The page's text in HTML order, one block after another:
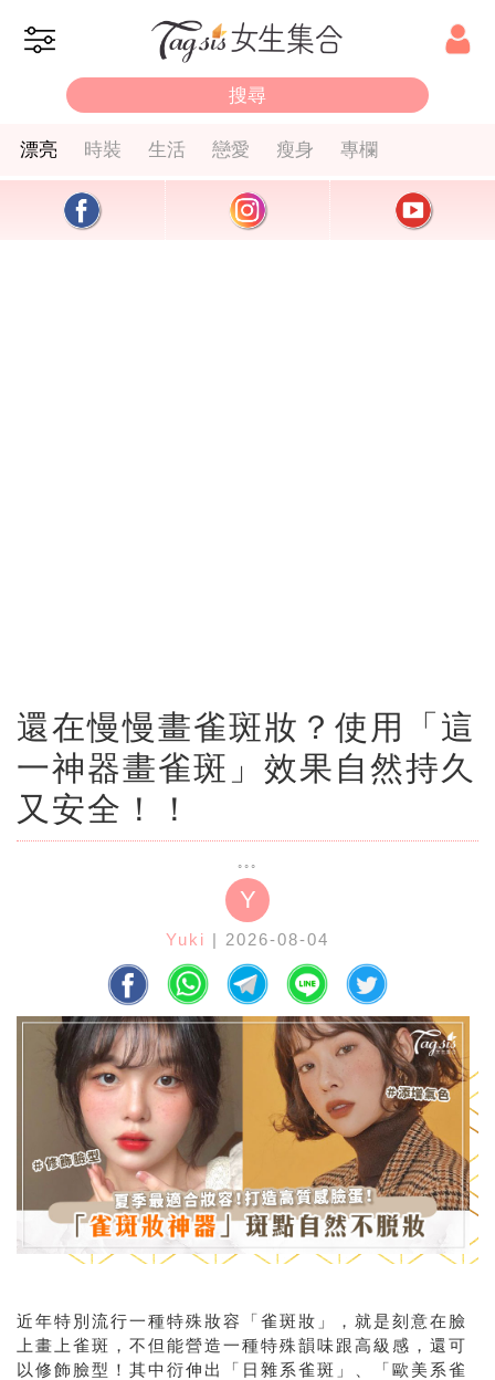
漂亮 時裝 生活 戀愛 瘦身 專欄
還在慢慢畫雀斑妝？使用「這
一神器畫雀斑」效果自然持久
又安全！！
Y
Yuki | 2026-08-04
近年特別流行一種特殊妝容「雀斑妝」，就是刻意在臉
上畫上雀斑，不但能營造一種特殊韻味跟高級感，還可
以修飾臉型！其中衍伸出「日雜系雀斑」、「歐美系雀